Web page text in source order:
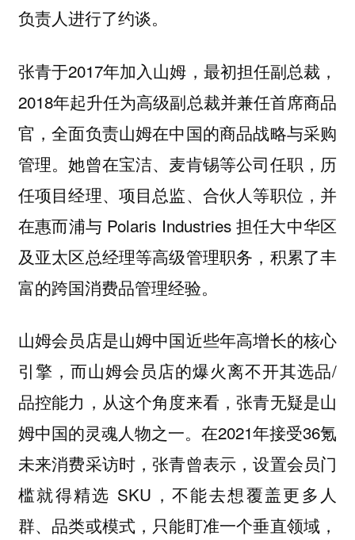
负责人进行了约谈。
张青于2017年加入山姆，最初担任副总裁，
2018年起升任为高级副总裁并兼任首席商品
官，全面负责山姆在中国的商品战略与采购
管理。她曾在宝洁、麦肯锡等公司任职，历
任项目经理、项目总监、合伙人等职位，并
在惠而浦与 Polaris Industries 担任大中华区
及亚太区总经理等高级管理职务，积累了丰
富的跨国消费品管理经验。
山姆会员店是山姆中国近些年高增长的核心
引擎，而山姆会员店的爆火离不开其选品/
品控能力，从这个角度来看，张青无疑是山
姆中国的灵魂人物之一。在2021年接受36氪
未来消费采访时，张青曾表示，设置会员门
槛就得精选 SKU，不能去想覆盖更多人
群、品类或模式，只能盯准一个垂直领域，